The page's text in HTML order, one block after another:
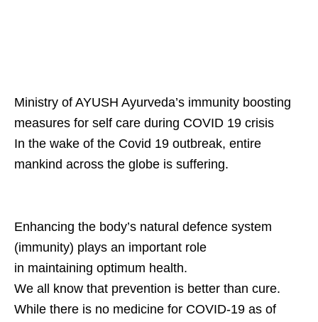
Ministry of AYUSH Ayurveda’s immunity boosting
measures for self care during COVID 19 crisis
In the wake of the Covid 19 outbreak, entire
mankind across the globe is suffering.
Enhancing the body’s natural defence system
(immunity) plays an important role
in maintaining optimum health.
We all know that prevention is better than cure.
While there is no medicine for COVID-19 as of